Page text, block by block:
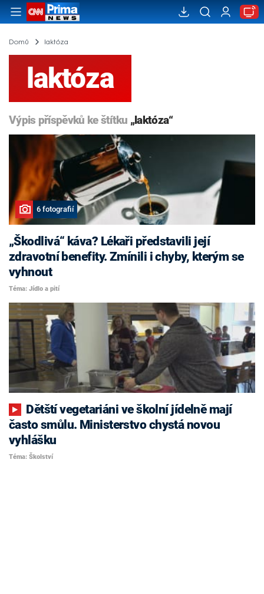
Domů laktóza
laktóza
Výpis příspěvků ke štítku „laktóza“
6 fotografií
„Škodlivá“ káva? Lékaři představili její
zdravotní benefity. Zmínili i chyby, kterým se
vyhnout
Téma: Jídlo a pití
často smůlu. Ministerstvo chystá novou
vyhlášku
Téma: Školství